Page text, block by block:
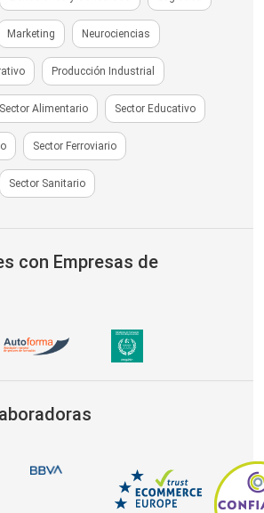
Marketing Neurociencias
Producción Industrial
Sector Alimentario Sector Educativo
Sector Ferroviario
Sector Sanitario
con Empresas de